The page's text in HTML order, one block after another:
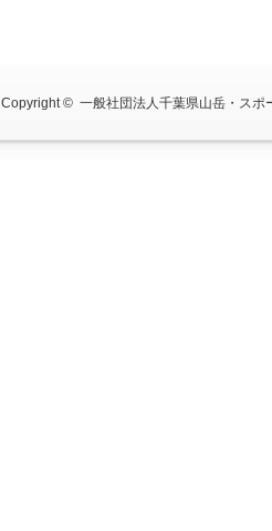
Copyright © 一般社団法人千葉県山岳・スポ